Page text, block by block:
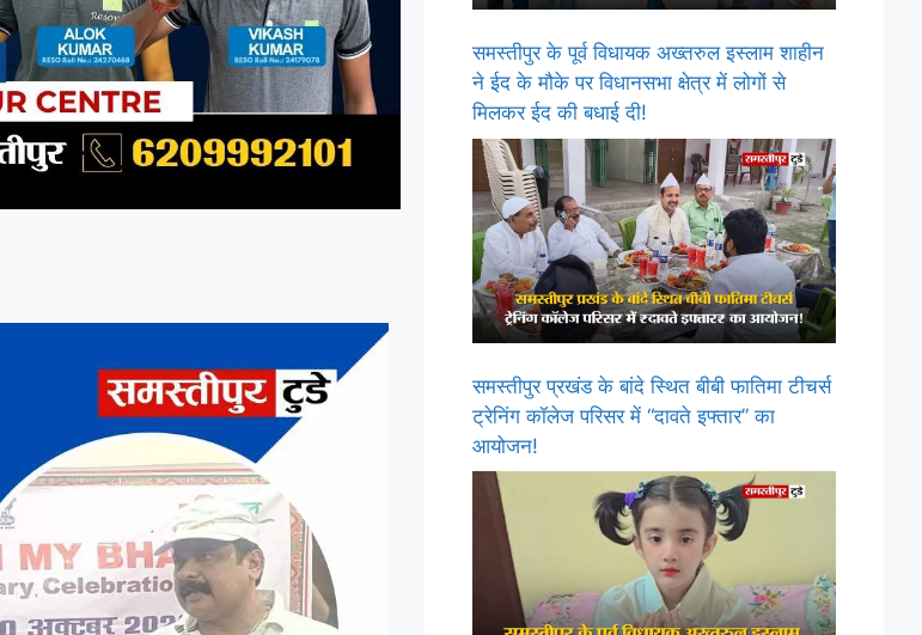
समस्तीपुर के पूर्व विधायक अख्तरुल इस्लाम शाहीन
ने ईद के मौके पर विधानसभा क्षेत्र में लोगों से
मिलकर ईद की बधाई दी!
समस्तीपुर प्रखंड के बांदे स्थित बीबी फातिमा टीचर्स
ट्रेनिंग कॉलेज परिसर में “दावते इफ्तार” का
आयोजन!